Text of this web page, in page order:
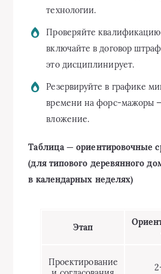
технологии.
Проверяйте квалификацию
включайте в договор
это дисциплинирует.
Резервируйте в графике
времени на форс-мажоры
вложение.
Таблица — ориентировочные
(для типового деревянного
в календарных неделях)
Этап
Проектирование